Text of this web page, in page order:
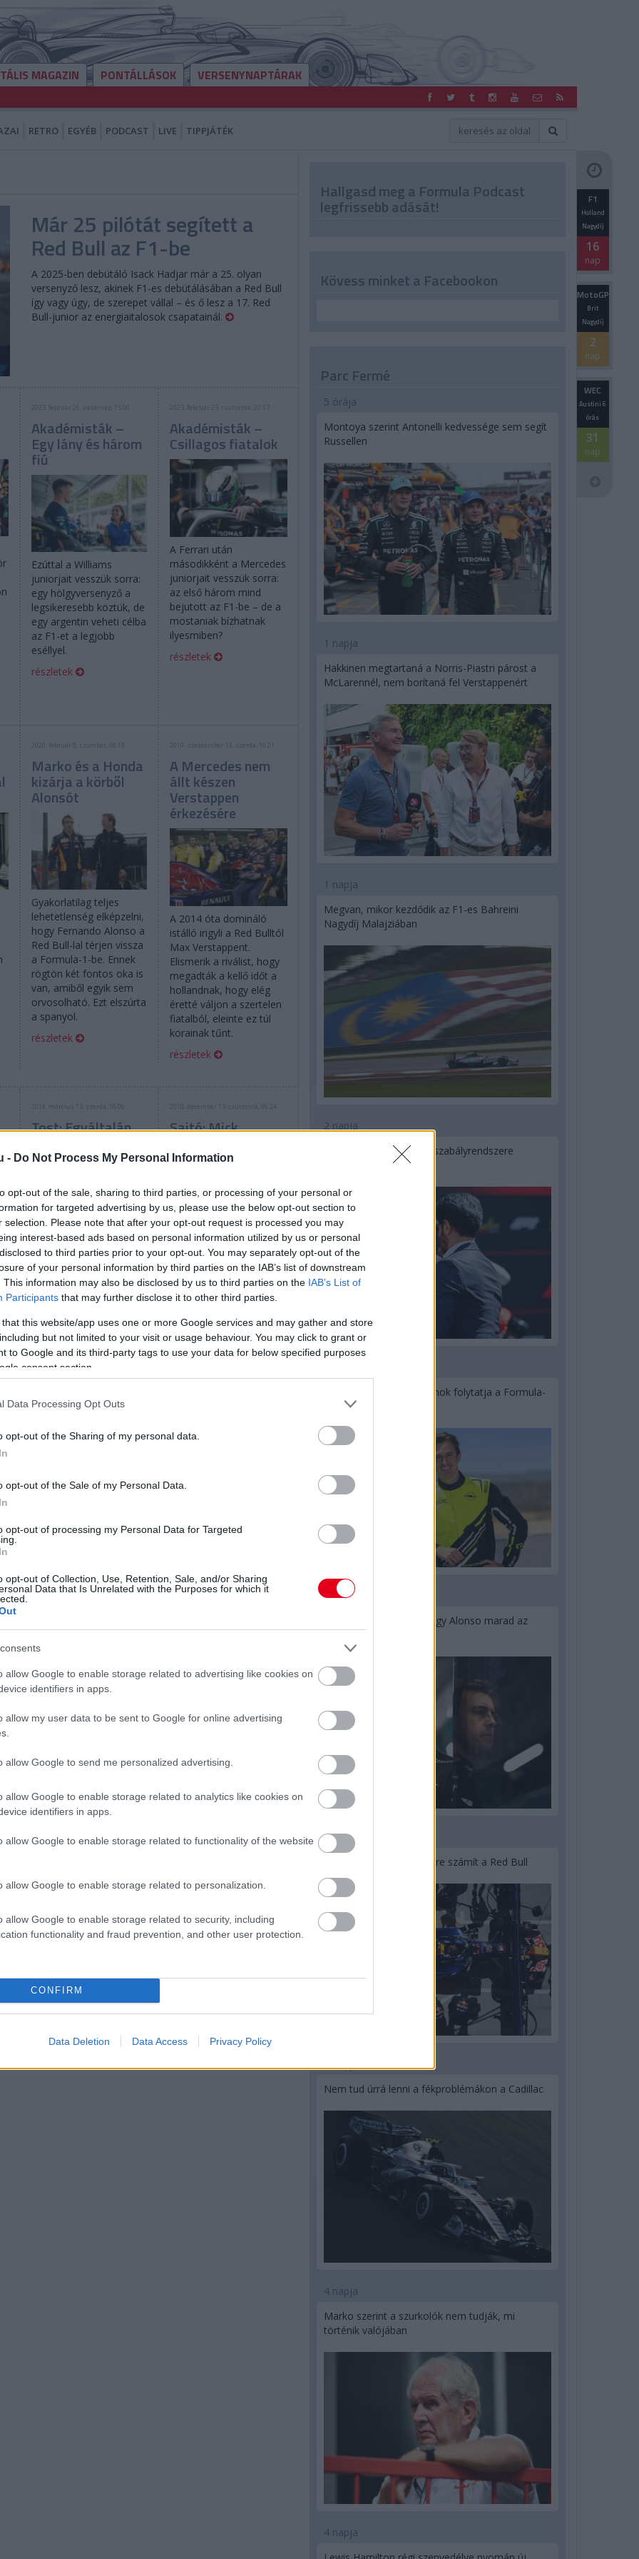
- Do Not Process My Personal Information
opt-out of the sale, sharing to third parties, or processing of your personal or
for targeted advertising by us, please use the below opt-out section to
selection. Please note that after your opt-out request is processed you may
interest-based ads based on personal information utilized by us or personal
to third parties prior to your opt-out. You may separately opt-out of the
of your personal information by third parties on the IAB’s list of downstream
This information may also be disclosed by us to third parties on the IAB’s List of
Participants that may further disclose it to other third parties.
that this website/app uses one or more Google services and may gather and store
but not limited to your visit or usage behaviour. You may click to grant or
to Google and its third-party tags to use your data for below specified purposes
consent section.
Data Processing Opt Outs
opt-out of the Sharing of my personal data.
opt-out of the Sale of my Personal Data.
opt-out of processing my Personal Data for Targeted
opt-out of Collection, Use, Retention, Sale, and/or Sharing
Data that Is Unrelated with the Purposes for which it
allow Google to enable storage related to advertising like cookies on
identifiers in apps.
allow my user data to be sent to Google for online advertising
allow Google to send me personalized advertising.
allow Google to enable storage related to analytics like cookies on
identifiers in apps.
allow Google to enable storage related to functionality of the website
allow Google to enable storage related to personalization.
allow Google to enable storage related to security, including
functionality and fraud prevention, and other user protection.
CONFIRM
Data Deletion Data Access Privacy Policy
MAGAZIN PONTÁLLÁSOK VERSENYNAPTÁRAK
RETRO EGYÉB PODCAST LIVE TIPPJÁTÉK
Már 25 pilótát segített a
Red Bull az F1-be
A 2025-ben debütáló Isack Hadjar már a 25. olyan
versenyző lesz, akinek F1-es debütálásában a Red Bull
így vagy úgy, de szerepet vállal – és ő lesz a 17. Red
Bull-junior az energiaitalosok csapatainál.
2023. február 26. vasárnap, 15:00
Akadémisták –
Egy lány és három
fiú
Ezúttal a Williams
juniorjait vesszük sorra:
egy hölgyversenyző a
legsikeresebb köztük, de
egy argentin veheti célba
az F1-et a legjobb
eséllyel.
részletek
2023. február 23. csütörtök, 20:17
Akadémisták –
Csillagos fiatalok
A Ferrari után
másodikként a Mercedes
juniorjait vesszük sorra:
az első három mind
bejutott az F1-be – de a
mostaniak bízhatnak
ilyesmiben?
részletek
2020. február 8. szombat, 08:18
Marko és a Honda
kizárja a körből
Alonsót
Gyakorlatilag teljes
lehetetlenség elképzelni,
hogy Fernando Alonso a
Red Bull-lal térjen vissza
a Formula-1-be. Ennek
rögtön két fontos oka is
van, amiből egyik sem
orvosolható. Ezt elszúrta
a spanyol.
részletek
2019. szeptember 18. szerda, 10:21
A Mercedes nem
állt készen
Verstappen
érkezésére
A 2014 óta domináló
istálló irigyli a Red Bulltól
Max Verstappent.
Elismerik a riválist, hogy
megadták a kellő időt a
hollandnak, hogy elég
éretté váljon a szertelen
fiatalból, eleinte ez túl
korainak tűnt.
részletek
2019. március 13. szerda, 18:06
Tost: Egyáltalán
Red Bull
A Toro Rosso
csapatfőnöke, Franz
Tost szerint nonszensz,
hogy a közvélemény
arról beszél, kimerült
volna a Red Bull család
utánpótlás-neveldéje, és
egyszer már elküldött
elővenniük.
részletek
2018. december 13. csütörtök, 06:24
Sajtó: Mick
Ferrarit
Olasz sajtóhírek szerint a
hétszeres világbajnok
Mercedes közül az
olaszok juniorprogramját
választja majd. Mick
az F1 felé lépett.
Hallgasd meg a Formula Podcast
legfrissebb adását! F1
Holland
Nagydíj
16
nap
MotoGP
Brit
Nagydíj
2
nap
WEC
Austini 6
órás
31
nap
Kövess minket a Facebookon
Parc Fermé
5 órája
Montoya szerint Antonelli kedvessége sem segít
Russellen
1 napja
Hakkinen megtartaná a Norris-Piastri párost a
McLarennél, nem borítaná fel Verstappenért
1 napja
Megvan, mikor kezdődik az F1-es Bahreini
Nagydíj Malajziában
2 napja
Ilyen lehet a jövő F1-es szabályrendszere
Domenicali szerint
Újabb korábbi F2-es bajnok folytatja a Formula-
E-ben
2 napja
Newey biztos benne, hogy Alonso marad az
3 napja
Lassuló fejlesztési ütemre számít a Red Bull
Nem tud úrrá lenni a fékproblémákon a Cadillac
4 napja
Marko szerint a szurkolók nem tudják, mi
történik valójában
4 napja